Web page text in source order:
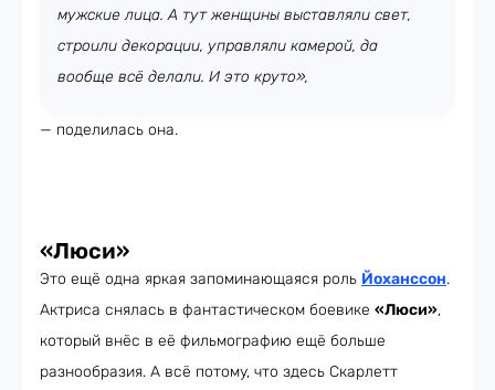
мужские лица. А тут женщины выставляли свет,
строили декорации, управляли камерой, да
вообще всё делали. И это круто»,
— поделилась она.
«Люси»
Это ещё одна яркая запоминающаяся роль Йоханссон.
Актриса снялась в фантастическом боевике «Люси»,
который внёс в её фильмографию ещё больше
разнообразия. А всё потому, что здесь Скарлетт